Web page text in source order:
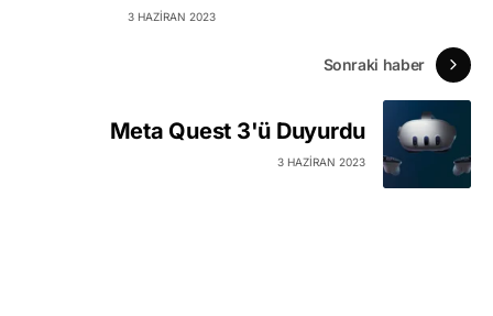
3 HAZIRAN 2023
Sonraki haber
Meta Quest 3'ü Duyurdu
3 HAZIRAN 2023